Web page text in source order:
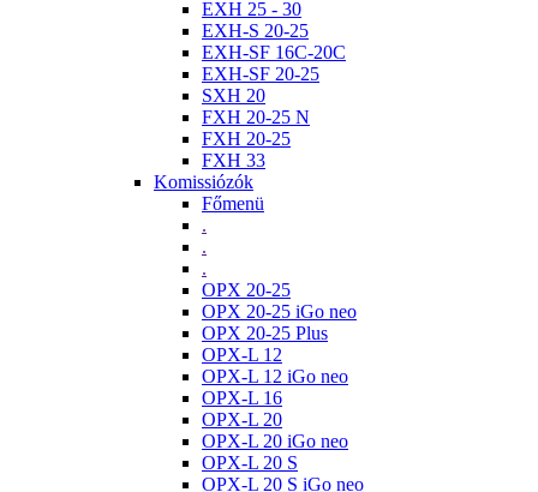
EXH 25 - 30
EXH-S 20-25
EXH-SF 16C-20C
EXH-SF 20-25
SXH 20
FXH 20-25 N
FXH 20-25
FXH 33
Komissiózók
Főmenü
.
.
.
OPX 20-25
OPX 20-25 iGo neo
OPX 20-25 Plus
OPX-L 12
OPX-L 12 iGo neo
OPX-L 16
OPX-L 20
OPX-L 20 iGo neo
OPX-L 20 S
OPX-L 20 S iGo neo